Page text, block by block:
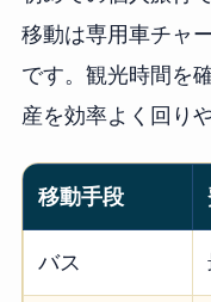
移動は専用車チャ
です。観光時間を
産を効率よく回り
移動手段
バス